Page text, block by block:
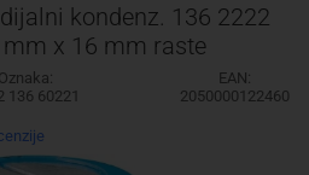
kondenz. 136 2222
mm x 16 mm raste
Oznaka:
136 60221
EAN:
2050000122460